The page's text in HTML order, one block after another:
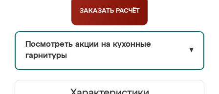
ЗАКАЗАТЬ РАСЧЁТ
Посмотреть акции на кухонные
гарнитуры
▼